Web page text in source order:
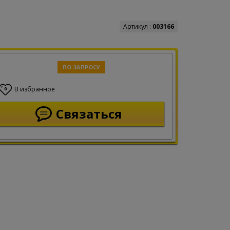
Артикул : 003166
ПО ЗАПРОСУ
0 В избранное
Связаться